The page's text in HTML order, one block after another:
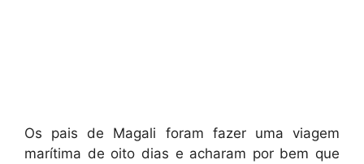
Os pais de Magali foram fazer uma viagem
marítima de oito dias e acharam por bem que